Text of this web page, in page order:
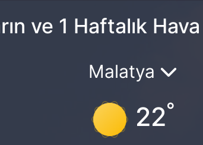
ve 1 Haftalık
Malatya
22°